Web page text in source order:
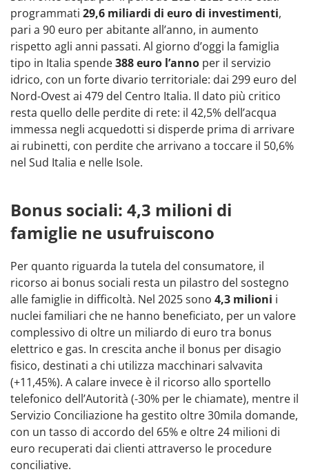
programmati 29,6 miliardi di euro di investimenti,
pari a 90 euro per abitante all’anno, in aumento
rispetto agli anni passati. Al giorno d’oggi la famiglia
tipo in Italia spende388 euro l’anno per il servizio
idrico, con un forte divario territoriale: dai 299 euro del
Nord-Ovest ai 479 del Centro Italia. Il dato più critico
resta quello delle perdite di rete: il 42,5% dell’acqua
immessa negli acquedotti si disperde prima di arrivare
ai rubinetti, con perdite che arrivano a toccare il 50,6%
nel Sud Italia e nelle Isole.
Bonus sociali: 4,3 milioni di
famiglie ne usufruiscono
Per quanto riguarda la tutela del consumatore, il
ricorso ai bonus sociali resta un pilastro del sostegno
alle famiglie in difficoltà. Nel 2025 sono 4,3 milioni i
nuclei familiari che ne hanno beneficiato, per un valore
complessivo di oltre un miliardo di euro tra bonus
elettrico e gas. In crescita anche il bonus per disagio
fisico, destinati a chi utilizza macchinari salvavita
(+11,45%). A calare invece è il ricorso allo sportello
telefonico dell’Autorità (-30% per le chiamate), mentre il
Servizio Conciliazione ha gestito oltre 30mila domande,
con un tasso di accordo del 65% e oltre 24 milioni di
euro recuperati dai clienti attraverso le procedure
conciliative.